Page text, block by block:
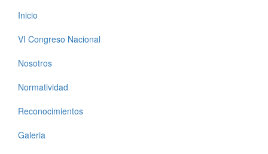
Inicio
VI Congreso Nacional
Nosotros
Normatividad
Reconocimientos
Galeria